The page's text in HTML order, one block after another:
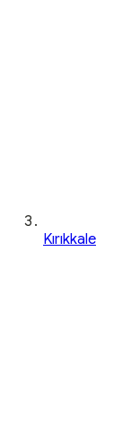
Kırıkkale